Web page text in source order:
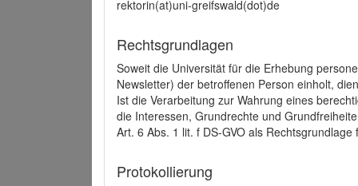
rektorin(at)uni-greifswald(dot)de
Rechtsgrundlagen
Soweit die Universität für die Erhebung
Newsletter) der betroffenen Person einholt,
Ist die Verarbeitung zur Wahrung eines
die Interessen, Grundrechte und
Art. 6 Abs. 1 lit. f DS-GVO als
Protokollierung